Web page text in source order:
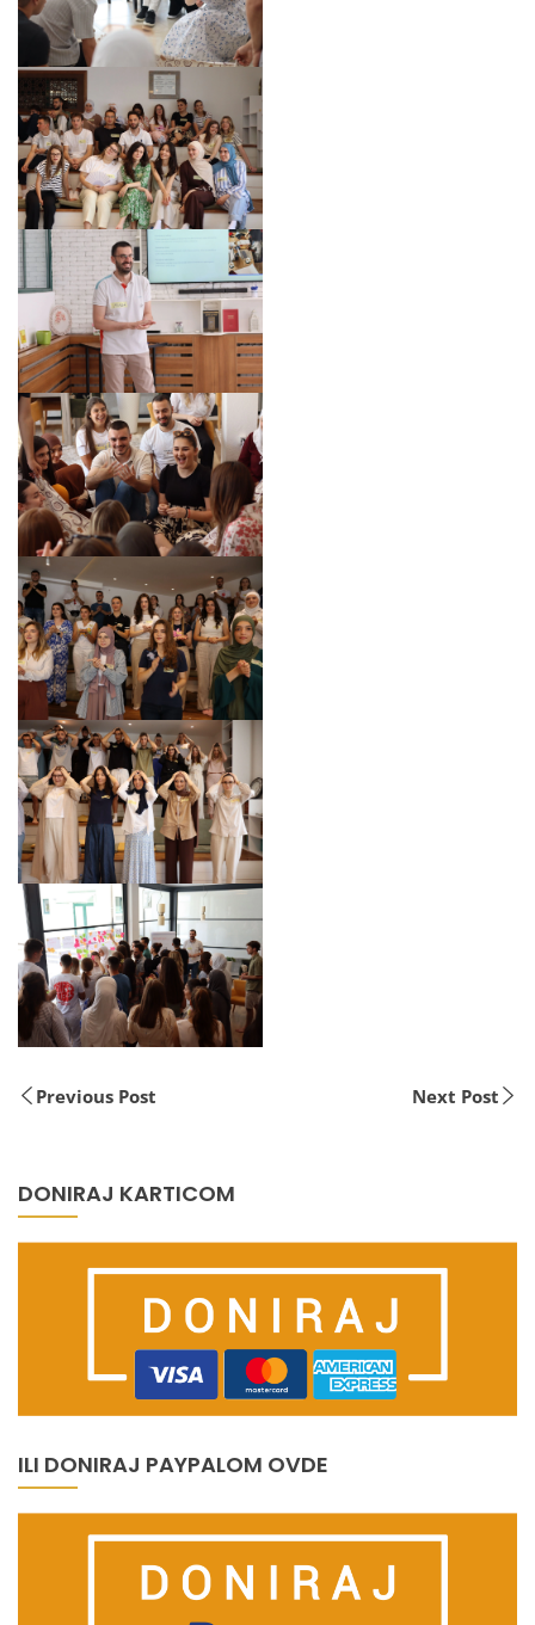
Previous Post Next Post
DONIRAJ KARTICOM
ILI DONIRAJ PAYPALOM OVDE